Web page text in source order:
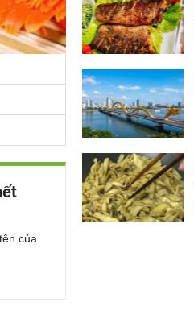
của